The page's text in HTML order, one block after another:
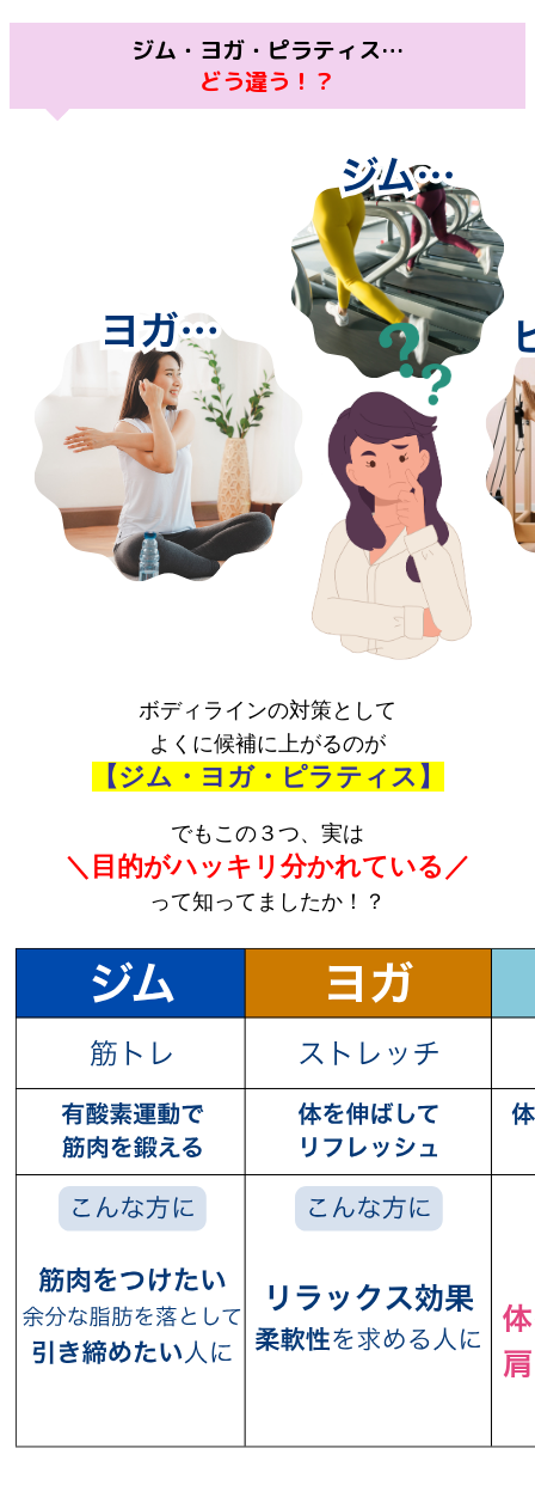
ジム・ヨガ・ピラティス…
どう違う！？
ボディラインの対策として
よくに候補に上がるのが
【ジム・ヨガ・ピラティス】
でもこの３つ、実は
＼目的がハッキリ分かれている／
って知ってましたか！？